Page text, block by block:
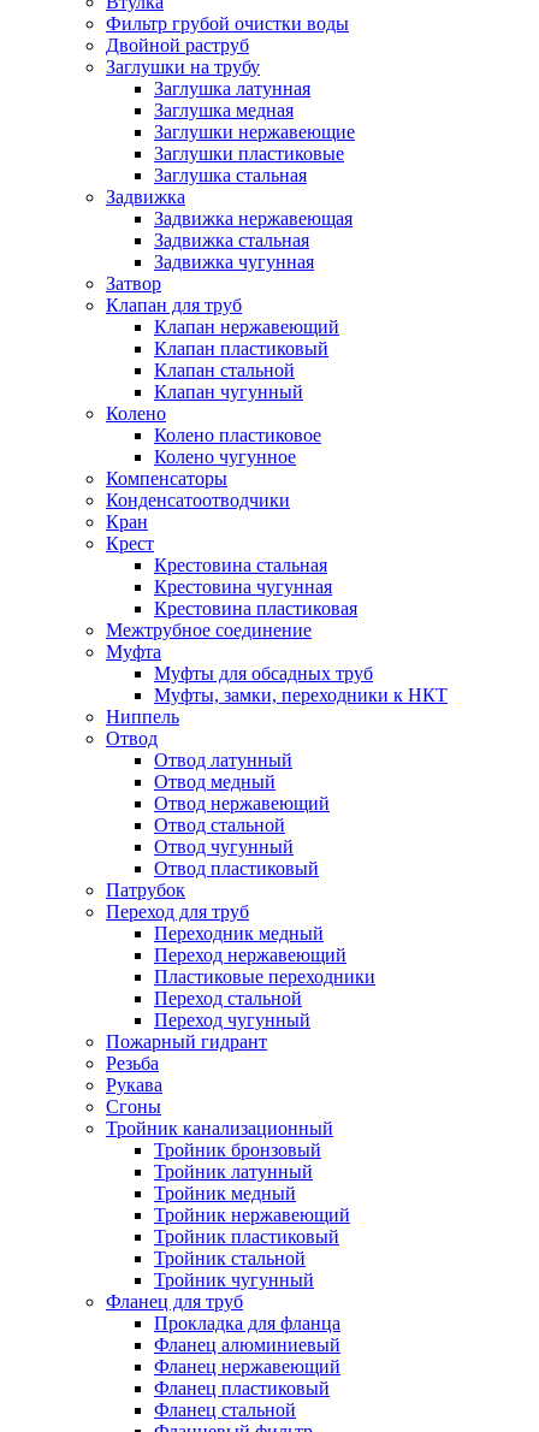
Фильтр грубой очистки воды
Двойной раструб
Заглушки на трубу
Заглушка латунная
Заглушка медная
Заглушки нержавеющие
Заглушки пластиковые
Заглушка стальная
Задвижка
Задвижка нержавеющая
Задвижка стальная
Задвижка чугунная
Затвор
Клапан для труб
Клапан нержавеющий
Клапан пластиковый
Клапан стальной
Клапан чугунный
Колено
Колено пластиковое
Колено чугунное
Компенсаторы
Конденсатоотводчики
Кран
Крест
Крестовина стальная
Крестовина чугунная
Крестовина пластиковая
Межтрубное соединение
Муфта
Муфты для обсадных труб
Муфты, замки, переходники к НКТ
Ниппель
Отвод
Отвод латунный
Отвод медный
Отвод нержавеющий
Отвод стальной
Отвод чугунный
Отвод пластиковый
Патрубок
Переход для труб
Переходник медный
Переход нержавеющий
Пластиковые переходники
Переход стальной
Переход чугунный
Пожарный гидрант
Резьба
Рукава
Сгоны
Тройник канализационный
Тройник бронзовый
Тройник латунный
Тройник медный
Тройник нержавеющий
Тройник пластиковый
Тройник стальной
Тройник чугунный
Фланец для труб
Прокладка для фланца
Фланец алюминиевый
Фланец нержавеющий
Фланец пластиковый
Фланец стальной